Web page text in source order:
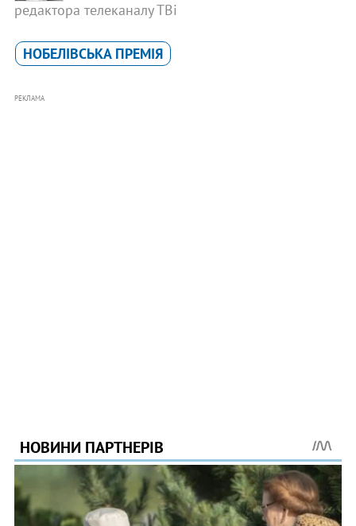
редактора телеканалу ТВі
НОБЕЛІВСЬКА ПРЕМІЯ
РЕКЛАМА